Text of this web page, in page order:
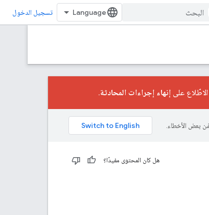
تسجيل الدخول
إنهاء إجراءات المحادثة.
هل كان المحتوى مفيدًا؟